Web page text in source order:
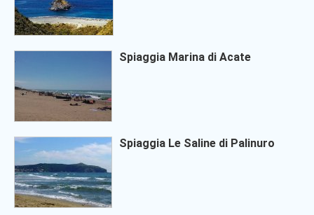
Spiaggia Marina di Acate
Spiaggia Le Saline di Palinuro